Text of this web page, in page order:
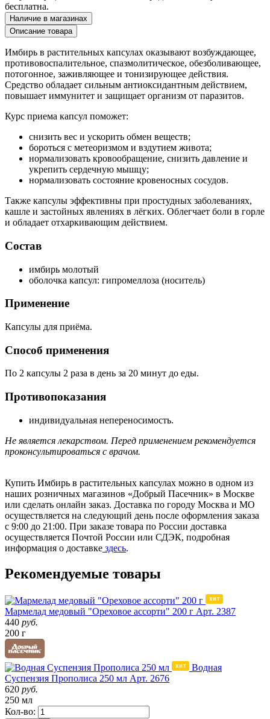
бесплатна.
Наличие в магазинах
Описание товара
Имбирь в растительных капсулах оказывают возбуждающее,
противовоспалительное, спазмолитическое, обезболивающее,
потогонное, заживляющее и тонизирующее действия.
Средство обладает сильным антиоксидантным действием,
повышает иммунитет и защищает организм от паразитов.
Курс приема капсул поможет:
снизить вес и ускорить обмен веществ;
бороться с метеоризмом и вздутием живота;
нормализовать кровообращение, снизить давление и
укрепить сердечную мышцу;
нормализовать состояние кровеносных сосудов.
Также капсулы эффективны при простудных заболеваниях,
кашле и застойных явлениях в лёгких. Облегчает боли в горле
и обладает отхаркивающим действием.
Состав
имбирь молотый
оболочка капсул: гипромеллоза (носитель)
Применение
Капсулы для приёма.
Способ применения
По 2 капсулы 2 раза в день за 20 минут до еды.
Противопоказания
индивидуальная непереносимость.
Не является лекарством. Перед применением рекомендуется
проконсультироваться с врачом.
Купить Имбирь в растительных капсулах можно в одном из
наших розничных магазинов «Добрый Пасечник» в Москве
или сделать онлайн заказ. Доставка по городу Москва и МО
осуществляется на следующий день после оформления заказа
с 9:00 до 21:00. При заказе товара по России доставка
осуществляется Почтой России или СДЭК, подробная
информация о доставке здесь.
Рекомендуемые товары
Мармелад медовый "Ореховое ассорти" 200 г Арт. 2387
440 руб.
200 г
Водная
Суспензия Прополиса 250 мл Арт. 2676
620 руб.
250 мл
Кол-во: